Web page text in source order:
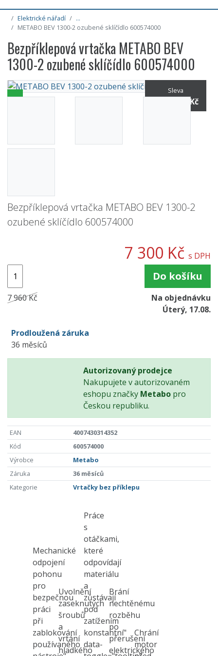
Elektrické nářadí
...
METABO BEV 1300-2 ozubené sklíčídlo 600574000
Bezpříklepová vrtačka METABO BEV
1300-2 ozubené sklíčídlo 600574000
Sleva
8% / -660 Kč
Bezpříklepová vrtačka METABO BEV 1300-2
ozubené sklíčídlo 600574000
7 300 Kč s DPH
Do košíku
7 960 Kč
Na objednávku
Úterý, 17.08.
Prodloužená záruka
36 měsíců
Autorizovaný prodejce
Nakupujete v autorizovaném
eshopu značky Metabo pro
Českou republiku.
EAN
4007430314352
Kód
600574000
Výrobce
Metabo
Záruka
36 měsíců
Kategorie
Vrtačky bez příklepu
Mechanické
odpojení
pohonu
pro
bezpečnou
práci
při
zablokování
používaného
Uvolnění
zaseknutých
šroubů
a
vrtání
hladkého
Práce
s
otáčkami,
které
odpovídají
materiálu
a
zůstávají
pod
zatížením
konstantní"
data-
Brání
nechtěnému
rozběhu
po
přerušení
elektrického
Chrání
motor